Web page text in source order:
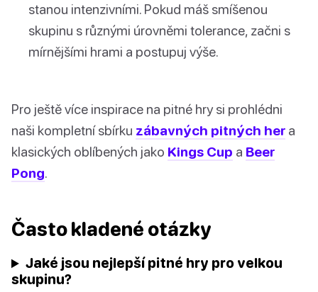
stanou intenzivními. Pokud máš smíšenou
skupinu s různými úrovněmi tolerance, začni s
mírnějšími hrami a postupuj výše.
Pro ještě více inspirace na pitné hry si prohlédni
naši kompletní sbírku zábavných pitných her a
klasických oblíbených jako Kings Cup a Beer
Pong.
Často kladené otázky
Jaké jsou nejlepší pitné hry pro velkou
skupinu?